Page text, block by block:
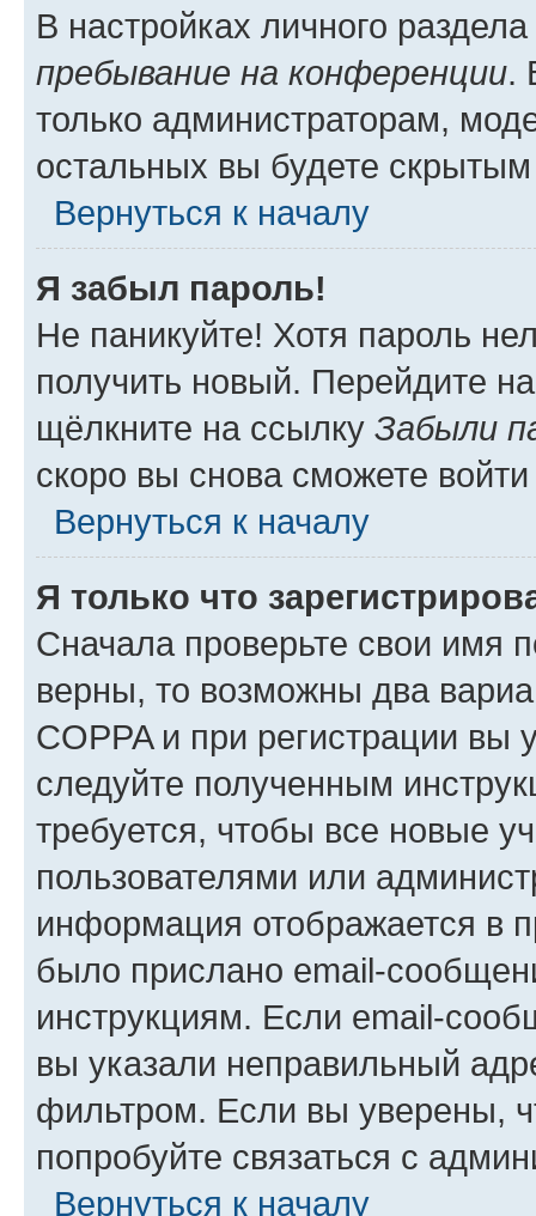
В настройках личного
пребывание на конференции.
только администраторам,
остальных вы будете
Вернуться к началу
Я забыл пароль!
Не паникуйте! Хотя пароль
получить новый. Перейдите
щёлкните на ссылку Забыли
скоро вы снова сможете
Вернуться к началу
Я только что
Сначала проверьте свои имя
верны, то возможны два
COPPA и при регистрации вы
следуйте полученным
требуется, чтобы все новые
пользователями или
информация отображается в
было прислано email-
инструкциям. Если email-
вы указали неправильный
фильтром. Если вы уверены,
попробуйте связаться с
Вернуться к началу